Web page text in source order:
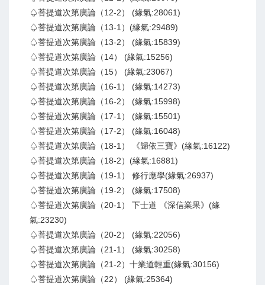
♤菩提道次第廣論（12-2） (緣氣:28061)
♤菩提道次第廣論（13-1）(緣氣:29489)
♤菩提道次第廣論（13-2） (緣氣:15839)
♤菩提道次第廣論（14） (緣氣:15256)
♤菩提道次第廣論（15） (緣氣:23067)
♤菩提道次第廣論（16-1） (緣氣:14273)
♤菩提道次第廣論（16-2） (緣氣:15998)
♤菩提道次第廣論（17-1） (緣氣:15501)
♤菩提道次第廣論（17-2） (緣氣:16048)
♤菩提道次第廣論（18-1） 《歸依三寶》(緣氣:16122)
♤菩提道次第廣論（18-2）(緣氣:16881)
♤菩提道次第廣論（19-1） 修行應學(緣氣:26937)
♤菩提道次第廣論（19-2） (緣氣:17508)
♤菩提道次第廣論（20-1） 下士道 《深信業果》(緣
氣:23230)
♤菩提道次第廣論（20-2） (緣氣:22056)
♤菩提道次第廣論（21-1） (緣氣:30258)
♤菩提道次第廣論（21-2）十業道輕重(緣氣:30156)
♤菩提道次第廣論（22） (緣氣:25364)